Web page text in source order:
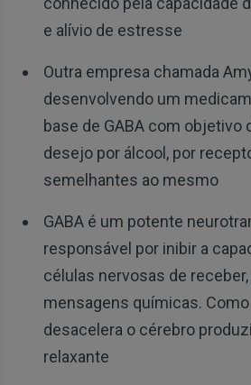
e alívio de estresse
Outra empresa chamada
desenvolvendo um
base de GABA com objetivo
desejo por álcool, por
semelhantes ao mesmo
GABA é um potente
responsável por inibir a
células nervosas de
mensagens químicas.
desacelera o cérebro
relaxante